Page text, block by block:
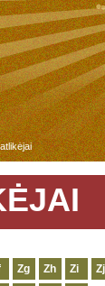
Zg Zh Zi Zj